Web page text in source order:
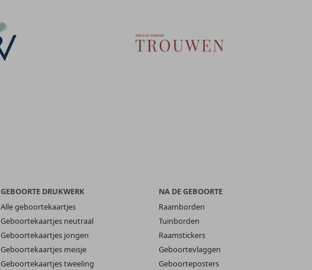
GEBOORTE DRUKWERK
Alle geboortekaartjes
Geboortekaartjes neutraal
Geboortekaartjes jongen
Geboortekaartjes meisje
Geboortekaartjes tweeling
NA DE GEBOORTE
Raamborden
Tuinborden
Raamstickers
Geboortevlaggen
Geboorteposters